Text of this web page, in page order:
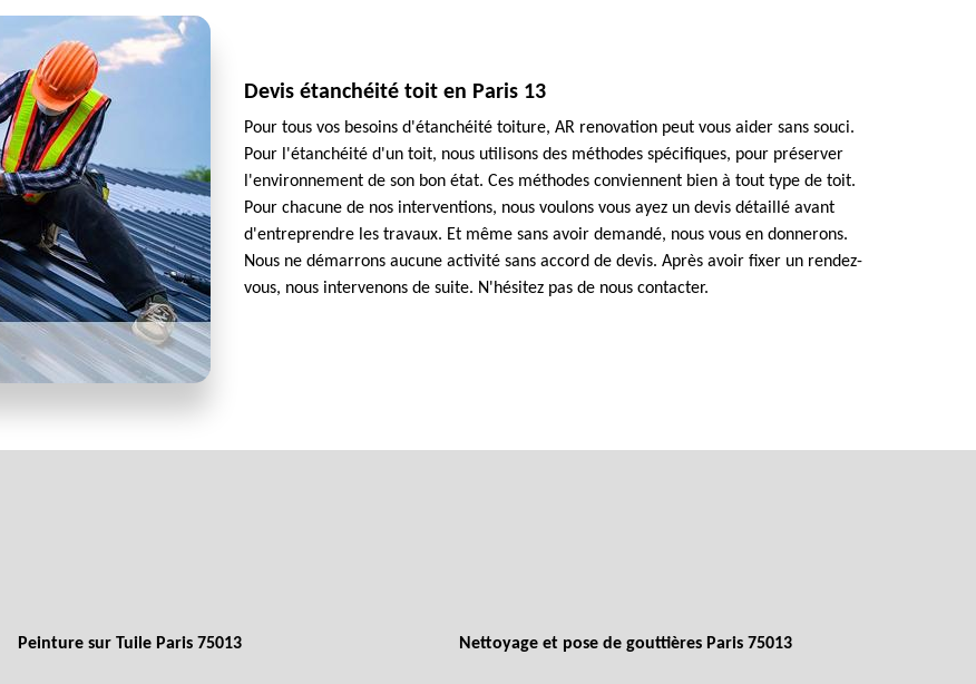
Devis étanchéité toit en Paris 13
Pour tous vos besoins d'étanchéité toiture, AR renovation peut vous aider sans souci.
Pour l'étanchéité d'un toit, nous utilisons des méthodes spécifiques, pour préserver
l'environnement de son bon état. Ces méthodes conviennent bien à tout type de toit.
Pour chacune de nos interventions, nous voulons vous ayez un devis détaillé avant
d'entreprendre les travaux. Et même sans avoir demandé, nous vous en donnerons.
Nous ne démarrons aucune activité sans accord de devis. Après avoir fixer un rendez-
vous, nous intervenons de suite. N'hésitez pas de nous contacter.
Peinture sur Tuile Paris 75013 Nettoyage et pose de gouttières Paris 75013